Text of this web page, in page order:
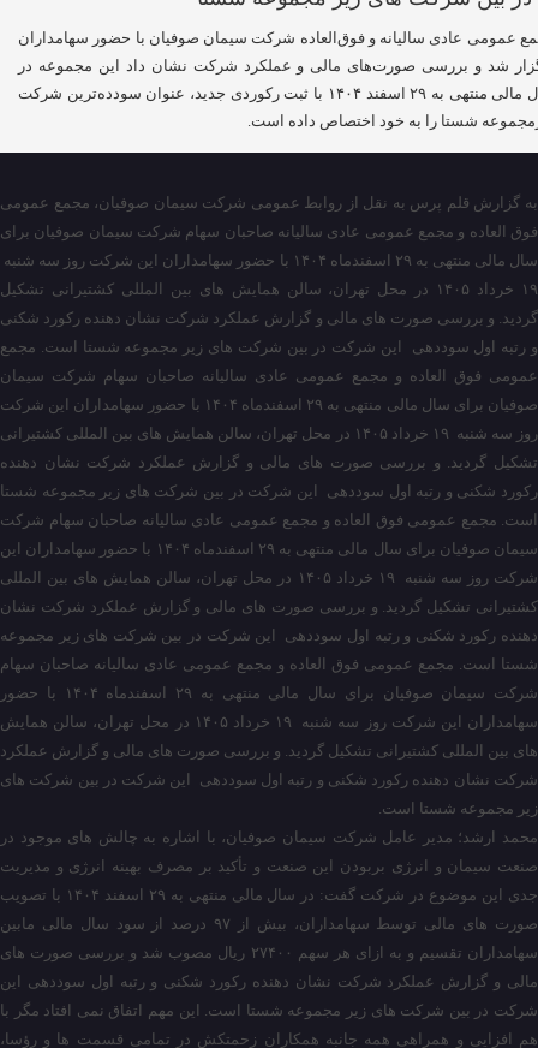
عمومی عادی سالیانه و فوق‌العاده شرکت سیمان صوفیان با حضور سهامداران
شد و بررسی صورت‌های مالی و عملکرد شرکت نشان داد این مجموعه در
سال مالی منتهی به ۲۹ اسفند ۱۴۰۴ با ثبت رکوردی جدید، عنوان سودده‌ترین شرکت
شستا را به خود اختصاص داده است.
به گزارش قلم پرس به نقل از روابط عمومی شرکت سیمان صوفیان، مجمع عمومی
فوق العاده و مجمع عمومی عادی سالیانه صاحبان سهام شرکت سیمان صوفیان برای
سال مالی منتهی به ۲۹ اسفندماه ۱۴۰۴ با حضور سهامداران این شرکت روز سه شنبه
۱۹ خرداد ۱۴۰۵ در محل تهران، سالن همایش های بین المللی کشتیرانی تشکیل
گردید. و بررسی صورت های مالی و گزارش عملکرد شرکت نشان دهنده رکورد شکنی
و رتبه اول سوددهی این شرکت در بین شرکت های زیر مجموعه شستا است. مجمع
عمومی فوق العاده و مجمع عمومی عادی سالیانه صاحبان سهام شرکت سیمان
صوفیان برای سال مالی منتهی به ۲۹ اسفندماه ۱۴۰۴ با حضور سهامداران این شرکت
روز سه شنبه ۱۹ خرداد ۱۴۰۵ در محل تهران، سالن همایش های بین المللی کشتیرانی
تشکیل گردید. و بررسی صورت های مالی و گزارش عملکرد شرکت نشان دهنده
رکورد شکنی و رتبه اول سوددهی این شرکت در بین شرکت های زیر مجموعه شستا
است. مجمع عمومی فوق العاده و مجمع عمومی عادی سالیانه صاحبان سهام شرکت
سیمان صوفیان برای سال مالی منتهی به ۲۹ اسفندماه ۱۴۰۴ با حضور سهامداران این
شرکت روز سه شنبه ۱۹ خرداد ۱۴۰۵ در محل تهران، سالن همایش های بین المللی
کشتیرانی تشکیل گردید. و بررسی صورت های مالی و گزارش عملکرد شرکت نشان
دهنده رکورد شکنی و رتبه اول سوددهی این شرکت در بین شرکت های زیر مجموعه
شستا است. مجمع عمومی فوق العاده و مجمع عمومی عادی سالیانه صاحبان سهام
شرکت سیمان صوفیان برای سال مالی منتهی به ۲۹ اسفندماه ۱۴۰۴ با حضور
سهامداران این شرکت روز سه شنبه ۱۹ خرداد ۱۴۰۵ در محل تهران، سالن همایش
های بین المللی کشتیرانی تشکیل گردید. و بررسی صورت های مالی و گزارش عملکرد
شرکت نشان دهنده رکورد شکنی و رتبه اول سوددهی این شرکت در بین شرکت های
زیر مجموعه شستا است.
محمد ارشد؛ مدیر عامل شرکت سیمان صوفیان، با اشاره به چالش های موجود در
صنعت سیمان و انرژی بربودن این صنعت و تأکید بر مصرف بهینه انرژی و مدیریت
جدی این موضوع در شرکت گفت: در سال مالی منتهی به ۲۹ اسفند ۱۴۰۴ با تصویب
صورت های مالی توسط سهامداران، بیش از ۹۷ درصد از سود سال مالی مابین
سهامداران تقسیم و به ازای هر سهم ۲۷۴۰۰ ریال مصوب شد و بررسی صورت های
مالی و گزارش عملکرد شرکت نشان دهنده رکورد شکنی و رتبه اول سوددهی این
شرکت در بین شرکت های زیر مجموعه شستا است. این مهم اتفاق نمی افتاد مگر با
هم افزایی و همراهی همه جانبه همکاران زحمتکش در تمامی قسمت ها و رؤسا،